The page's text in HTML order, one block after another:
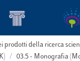
prodotti della ricerca
03.5 - Monografia